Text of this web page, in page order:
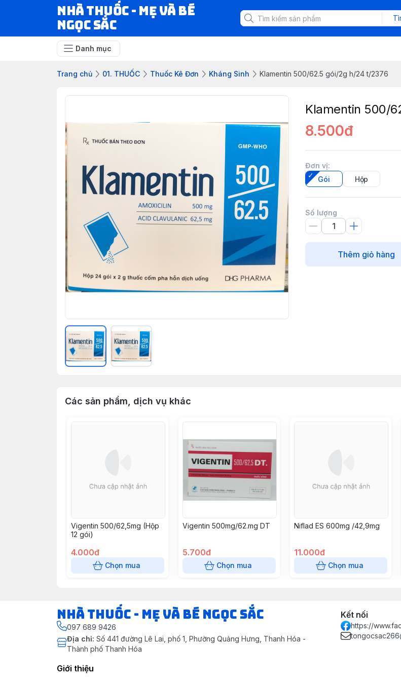
Nhà Thuốc - Mẹ và Bé
Ngọc Sắc
Danh mục
Trang chủ 01. THUỐC Thuốc Kê Đơn Kháng Sinh Klamentin 500/62.5 gói/2g h/24 t/2376
Klamentin 500/
8.500đ
Đơn vị:
Gói
Hộp
Số lượng
Thêm giỏ hàng
Các sản phẩm, dịch vụ khác
Vigentin 500/62,5mg (Hộp
12 gói)
4.000đ
Chọn mua
Vigentin 500mg/62.mg DT
5.700đ
Chọn mua
Niflad ES 600mg /42,9mg
11.000đ
Chọn mua
Nhà Thuốc - Mẹ và Bé Ngọc Sắc
097 689 9426
Địa chỉ: Số 441 đường Lê Lai, phố 1, Phường Quảng Hưng, Thanh Hóa -
Thành phố Thanh Hóa
Kết nối
https://
Giới thiệu